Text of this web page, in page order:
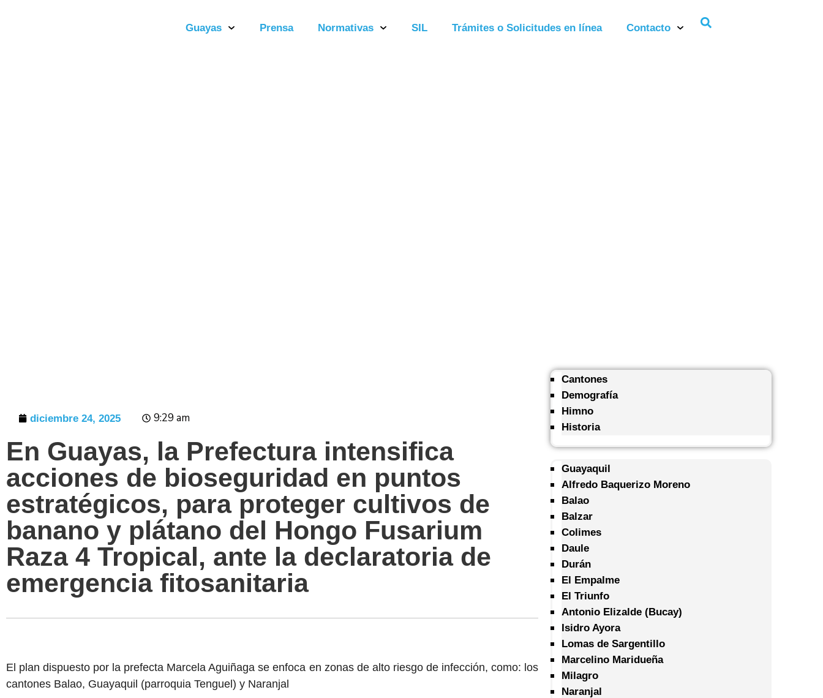
Guayas Prensa Normativas SIL Trámites o Solicitudes en línea Contacto
diciembre 24, 2025 9:29 am
En Guayas, la Prefectura intensifica
acciones de bioseguridad en puntos
estratégicos, para proteger cultivos de
banano y plátano del Hongo Fusarium
Raza 4 Tropical, ante la declaratoria de
emergencia fitosanitaria
El plan dispuesto por la prefecta Marcela Aguiñaga se enfoca en zonas de alto riesgo de infección, como: los
cantones Balao, Guayaquil (parroquia Tenguel) y Naranjal
Cantones
Demografía
Himno
Historia
Guayaquil
Alfredo Baquerizo Moreno
Balao
Balzar
Colimes
Daule
Durán
El Empalme
El Triunfo
Antonio Elizalde (Bucay)
Isidro Ayora
Lomas de Sargentillo
Marcelino Maridueña
Milagro
Naranjal